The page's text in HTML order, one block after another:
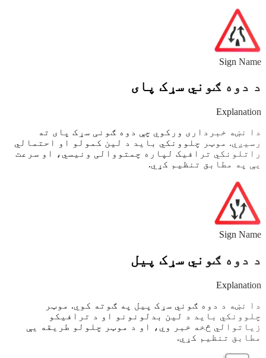
Sign Name
د دوه ګوني سړک پای
Explanation
دا نښه خبرداری ورکوي چې دوه ګونی سړک پای ته
رسیږي. موټر چلوونکي باید د لین کمولو او احتمالي
راتلونکي ترافیک لپاره چمتووالی ونیسي، او سرعت
یې په مطابق تنظیم کړي.
Sign Name
د دوه ګوني سړک پیل
Explanation
دا نښه د دوه ګوني سړک پیل په ګوته کوي. موټر
چلوونکي باید د لین بدلونونو او د ترافیکو
زیاتوالي څخه خبر وي، او د موټر چلولو طریقه یې
مطابق تنظیم کړي.